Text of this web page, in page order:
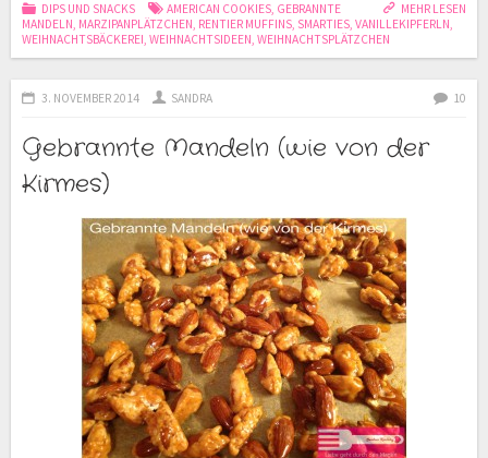
MEHR LESEN
DIPS UND SNACKS AMERICAN COOKIES, GEBRANNTE
MANDELN, MARZIPANPLÄTZCHEN, RENTIER MUFFINS, SMARTIES, VANILLEKIPFERLN,
WEIHNACHTSBÄCKEREI, WEIHNACHTSIDEEN, WEIHNACHTSPLÄTZCHEN
3. NOVEMBER 2014 SANDRA 10
Gebrannte Mandeln (wie von der
Kirmes)